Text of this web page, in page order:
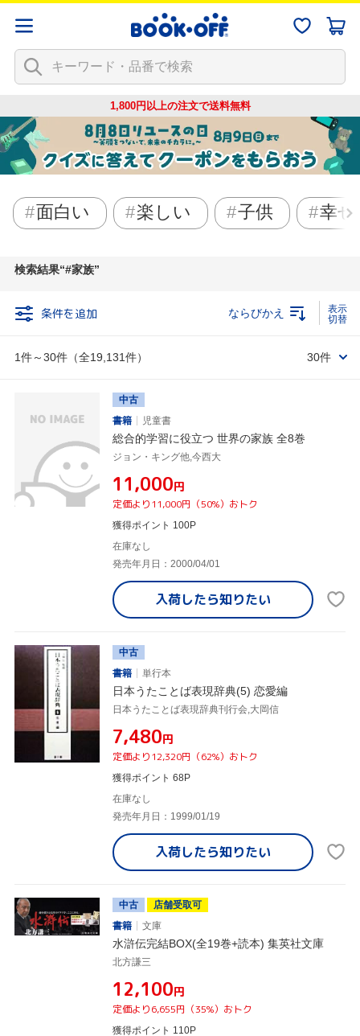
1,800円以上の注文で送料無料
面白い 楽しい 子供 幸せ
検索結果 #家族
条件を追加
1件～30件（全19,131件）
ならびかえ
30件
中古
書籍
児童書
総合的学習に役立つ 世界の家族 全8巻
ジョン・キング他,今西大
¥11,000円
定価より11,000円（50%）おトク
獲得ポイント 100P
在庫なし
発売年月日：2000/04/01
入荷したら知りたい
中古
書籍
単行本
日本うたことば表現辞典(5) 恋愛編
日本うたことば表現辞典刊行会,大岡信
¥7,480円
定価より12,320円（62%）おトク
獲得ポイント 68P
在庫なし
発売年月日：1999/01/19
入荷したら知りたい
中古
店舗受取可
書籍
文庫
水滸伝完結BOX(全19巻+読本) 集英社文庫
北方謙三
¥12,100円
定価より6,655円（35%）おトク
獲得ポイント 110P